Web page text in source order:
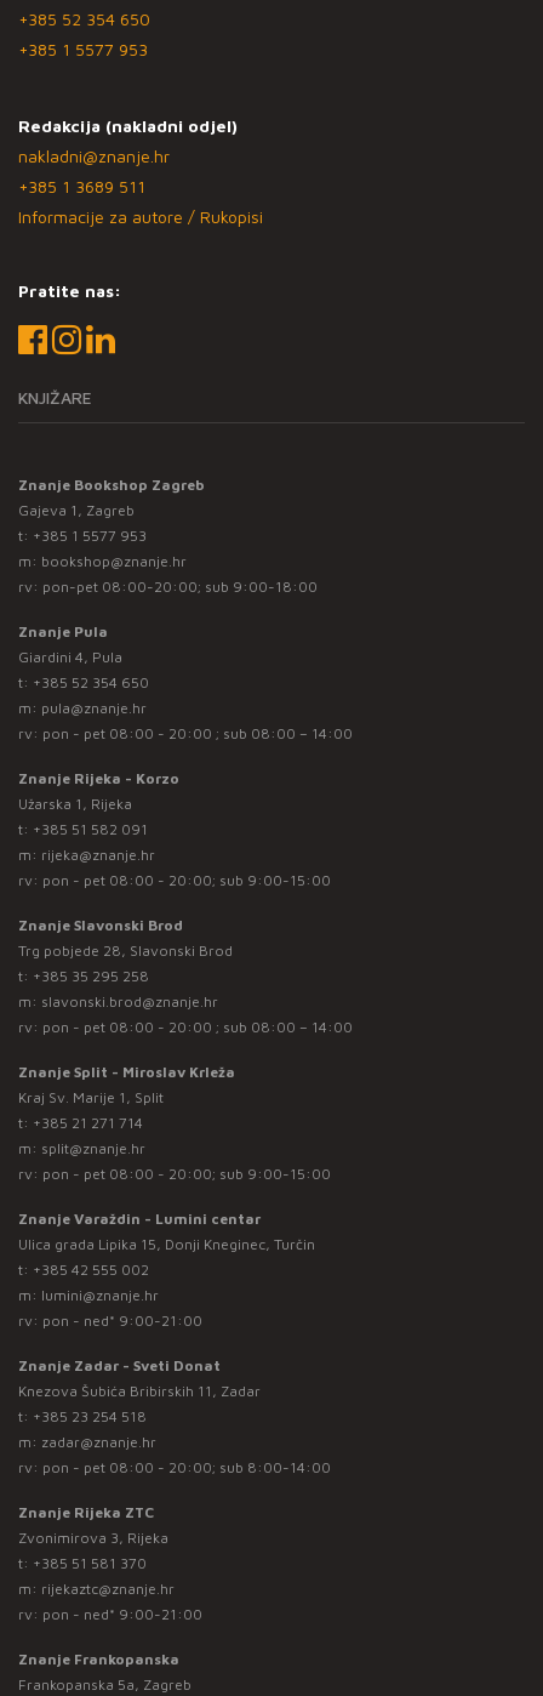
+385 52 354 650
+385 1 5577 953
Redakcija (nakladni odjel)
nakladni@znanje.hr
+385 1 3689 511
Informacije za autore / Rukopisi
Pratite nas:
KNJIŽARE
Znanje Bookshop Zagreb
Gajeva 1, Zagreb
t: +385 1 5577 953
m: bookshop@znanje.hr
rv: pon-pet 08:00-20:00; sub 9:00-18:00
Znanje Pula
Giardini 4, Pula
t: +385 52 354 650
m: pula@znanje.hr
rv: pon - pet 08:00 - 20:00 ; sub 08:00 – 14:00
Znanje Rijeka - Korzo
Užarska 1, Rijeka
t: +385 51 582 091
m: rijeka@znanje.hr
rv: pon - pet 08:00 - 20:00; sub 9:00-15:00
Znanje Slavonski Brod
Trg pobjede 28, Slavonski Brod
t: +385 35 295 258
m: slavonski.brod@znanje.hr
rv: pon - pet 08:00 - 20:00 ; sub 08:00 – 14:00
Znanje Split - Miroslav Krleža
Kraj Sv. Marije 1, Split
t: +385 21 271 714
m: split@znanje.hr
rv: pon - pet 08:00 - 20:00; sub 9:00-15:00
Znanje Varaždin - Lumini centar
Ulica grada Lipika 15, Donji Kneginec, Turčin
t: +385 42 555 002
m: lumini@znanje.hr
rv: pon - ned* 9:00-21:00
Znanje Zadar - Sveti Donat
Knezova Šubića Bribirskih 11, Zadar
t: +385 23 254 518
m: zadar@znanje.hr
rv: pon - pet 08:00 - 20:00; sub 8:00-14:00
Znanje Rijeka ZTC
Zvonimirova 3, Rijeka
t: +385 51 581 370
m: rijekaztc@znanje.hr
rv: pon - ned* 9:00-21:00
Znanje Frankopanska
Frankopanska 5a, Zagreb